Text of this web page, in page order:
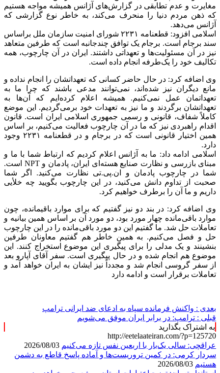
مغایرت و عدم تطابقی در گزارش‌های آژانس همیشه مواجه‌ هستیم
که ذهن مردم دنیا را منحرف می‌کند، به خاطر نوع گزارشی که
آژانس می‌دهد.
اسلامی افزود: قطعنامه ۲۲۳۱ شورای امنیت سازمان ملل براساس
سند برجام است. برجام یک توافق چندجانبه است که طرفین متعاهد
نیز در آن مسئولیت‌ها و تعهداتی داشتند. ایران در آن چارچوب، همه
تکالیف خود را یک‌طرفه انجام داده است.
وی اضافه کرد: در حال حاضر کسانی که تعهداتشان را انجام نداده و
مانع دیگران نیز شده‌اند، نمی‌توانند مدعی باشند که چرا ما به
تعهداتمان عمل نمی‌کنیم. همیشه اعلام کرده‌ایم که آن‌ها به
تعهداتشان برگردند و ما نیز به تعهدات خود برمی‌گردیم. این موضع
کاملاً شفاف، قانونی و رسمی جمهوری اسلامی ایران است. قانون
اقدام راهبردی نیز که ما در آن چارچوب فعالیت می‌کنیم، بر اساس
همین اختیار قانونی است که در برجام و در قطعنامه ۲۲۳۱ وجود
دارد.
اسلامی ادامه داد: ما به آژانس اعلام کردیم که ارتباط شما با ما و
مبنای بازرسی و نظارت صنایع هسته‌ای ایران، پادمان و NPT است.
شما در چارچوب پادمان و ان‌.پی‌.تی نظارت می‌کنید. اگر شما
صحبت از تداوم دانش می‌کنید، در این چارچوب بگویید چه خلأیی
داریم و ما آن را برطرف خواهیم کرد.
وی اضافه کرد: در بند دو نیز گفتیم که برای موارد باقیمانده، چون
موارد باقی‌مانده چهار مورد بود، دو مورد آن بر اساس همین بیانیه و
تعاملات حل شد. ما گفتیم این دو مورد باقی‌مانده را در این چارچوب
حل و فصل می‌کنیم. به همین خاطر هم گفتیم معاونان طرفین
بنشینند و یک مدلی را برای پیگیری این موضوع استخراج کنند. این
موضوع هم انجام شده و در حال پیگیری است. سفر آقای آپارو بعد
از سفر گروسی انجام شد و مجدداً نیز ایشان به ایران خواهد آمد و
تعاملات برقرار است و ادامه دارد
بعدی : واکنش فرمانده سپاه به ادعای ضد ایرانی ترامپ
قبلی : ترامپ: در برابر ایران موفق می‌شویم
به اشتراک بگذارید
http://eetelaateiran.com/?p=125720
عراقچی: سالی یک‌بار با اربعین نفس تازه می‌کنیم
سردار کرمی: در کمین تروریست‌ها و آماده پاسخ قاطع به دشمن
هستیم